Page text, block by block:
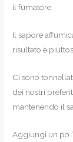
il fumatore.
Il sapore
risultato è
Ci sono
dei nostri
mantenendo il
Aggiungi un po